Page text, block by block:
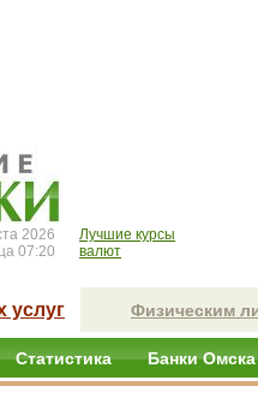
2026
07:20
Лучшие курсы
валют
услуг Физическим
Статистика Банки Омска